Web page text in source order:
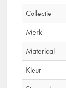
Collectie
Merk
Materiaal
Kleur